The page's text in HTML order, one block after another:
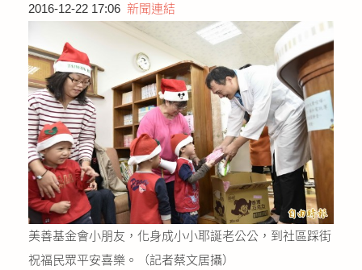
公益義賣
聯絡我們
友善連結
網站地圖
2016-12-22 17:06 新聞連結
美善基金會小朋友，化身成小小耶誕老公公，到社區踩街
祝福民眾平安喜樂。（記者蔡文居攝）